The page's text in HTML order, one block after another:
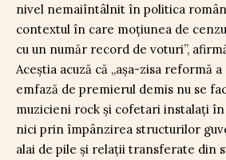
nivel nemaiîntâlnit în politica
contextul în care moțiunea de
cu un număr record de voturi”,
Aceștia acuză că „așa-zisa reformă
emfază de premierul demis nu se
muzicieni rock și cofetari instalați
nici prin împânzirea structurilor
alai de pile și relații transferate din